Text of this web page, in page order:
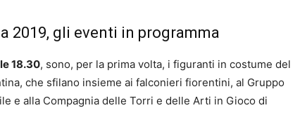
2019, gli eventi in programma
18.30, sono, per la prima volta, i figuranti in costume del
che sfilano insieme ai falconieri fiorentini, al Gruppo
e alla Compagnia delle Torri e delle Arti in Gioco di